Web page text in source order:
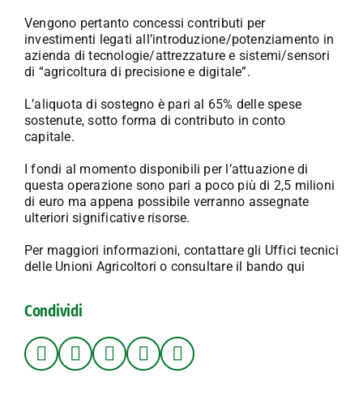
Vengono pertanto concessi contributi per
investimenti legati all’introduzione/potenziamento in
azienda di tecnologie/attrezzature e sistemi/sensori
di “agricoltura di precisione e digitale”.
L’aliquota di sostegno è pari al 65% delle spese
sostenute, sotto forma di contributo in conto
capitale.
I fondi al momento disponibili per l’attuazione di
questa operazione sono pari a poco più di 2,5 milioni
di euro ma appena possibile verranno assegnate
ulteriori significative risorse.
Per maggiori informazioni, contattare gli Uffici tecnici
delle Unioni Agricoltori o consultare il
bando qui
Condividi